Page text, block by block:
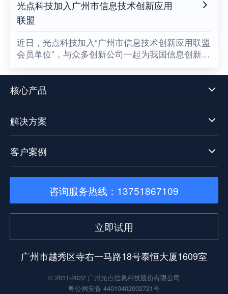
光点科技加入广州市信息技术创新应用
联盟
​近日，光点科技加入“广州市信息技术创新应用联盟
会员单位”，与众多创新公司一起为我国信息创新发
台技术发展迈向了新阶段。
核心产品
解决方案
客户案例
咨询服务热线：13751867109
立即试用
广州市越秀区寺右一马路18号泰恒大厦1609室
© 2011-2022 广州光点信息科技股份有限公司
粤公网安备 44010402002721号